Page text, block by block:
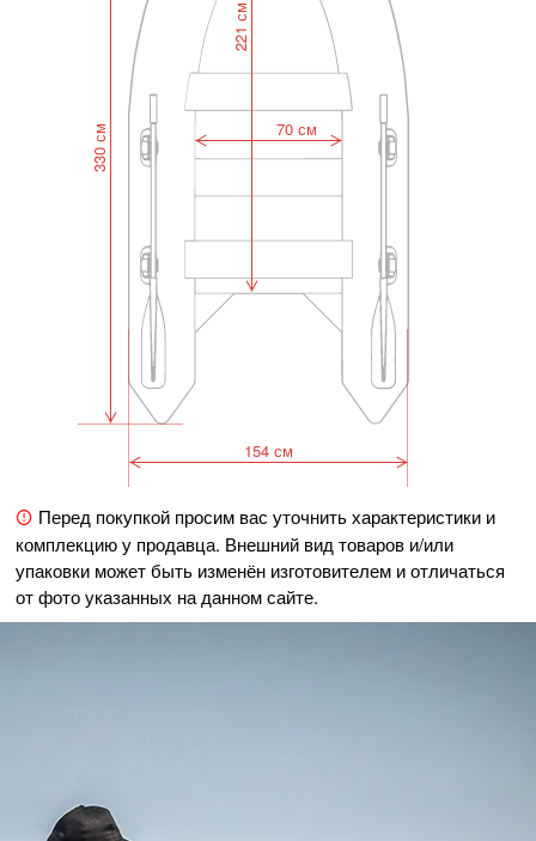
70 см
221 см
154 см
330 см
Перед покупкой просим вас уточнить характеристики и
комплекцию у продавца. Внешний вид товаров и/или
упаковки может быть изменён изготовителем и отличаться
от фото указанных на данном сайте.